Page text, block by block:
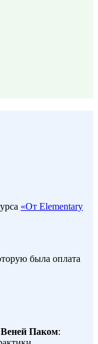
«От Elementary
была оплата
Веней Паком: